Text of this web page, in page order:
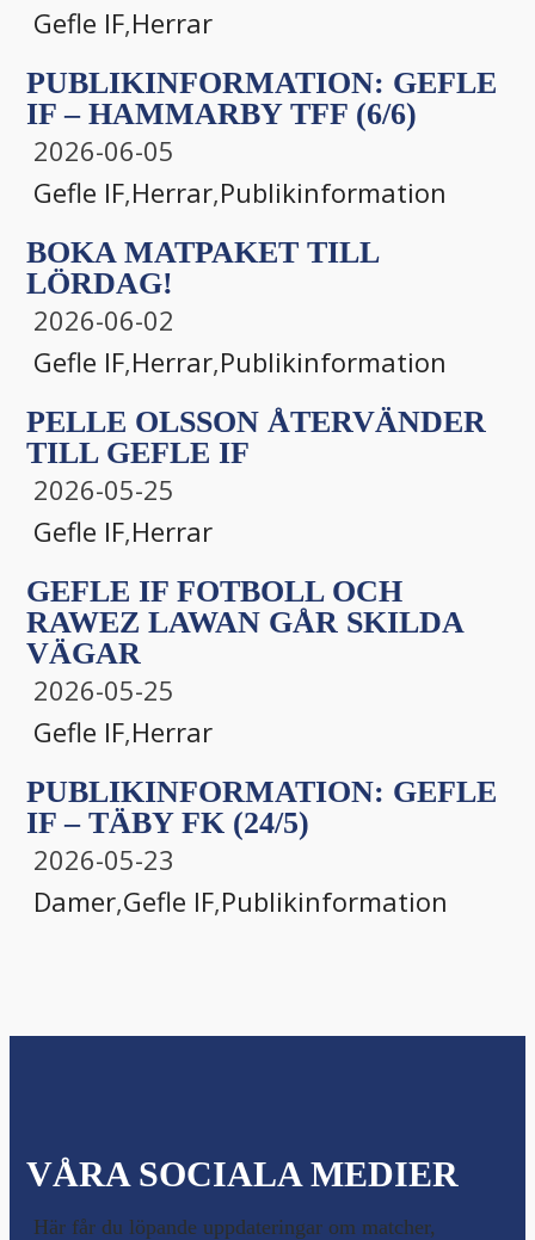
Gefle IF,Herrar
PUBLIKINFORMATION: GEFLE
IF – HAMMARBY TFF (6/6)
2026-06-05
Gefle IF,Herrar,Publikinformation
BOKA MATPAKET TILL
LÖRDAG!
2026-06-02
Gefle IF,Herrar,Publikinformation
PELLE OLSSON ÅTERVÄNDER
TILL GEFLE IF
2026-05-25
Gefle IF,Herrar
GEFLE IF FOTBOLL OCH
RAWEZ LAWAN GÅR SKILDA
VÄGAR
2026-05-25
Gefle IF,Herrar
PUBLIKINFORMATION: GEFLE
IF – TÄBY FK (24/5)
2026-05-23
Damer,Gefle IF,Publikinformation
VÅRA SOCIALA MEDIER
Här får du löpande uppdateringar om matcher,